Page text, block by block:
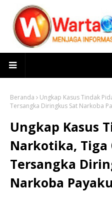
Beranda
Ungkap Kasus Tindak
Tersangka Diringkus Sat Narkoba
Ungkap Kasus
Narkotika, Tiga
Tersangka
Narkoba